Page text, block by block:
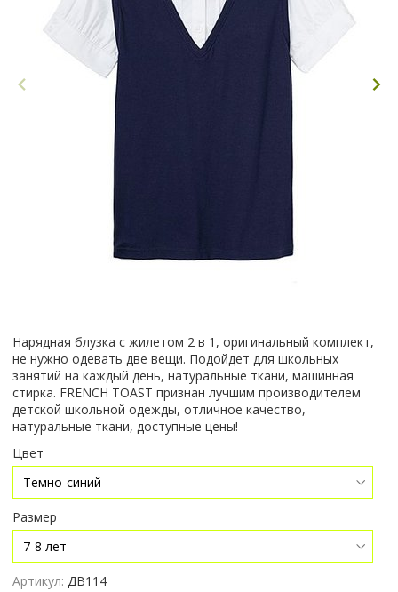
Нарядная блузка с жилетом 2 в 1, оригинальный комплект,
не нужно одевать две вещи. Подойдет для школьных
занятий на каждый день, натуральные ткани, машинная
стирка. FRENCH TOAST признан лучшим производителем
детской школьной одежды, отличное качество,
натуральные ткани, доступные цены!
Цвет
Размер
Артикул: ДВ114